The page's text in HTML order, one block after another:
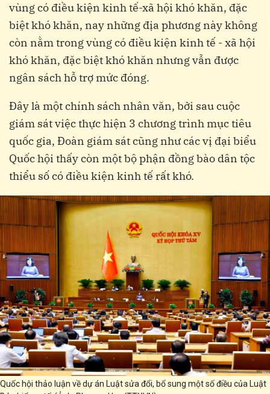
vùng có điều kiện kinh tế-xã hội khó khăn, đặc
biệt khó khăn, nay những địa phương này không
còn nằm trong vùng có điều kiện kinh tế - xã hội
khó khăn, đặc biệt khó khăn nhưng vẫn được
ngân sách hỗ trợ mức đóng.
Đây là một chính sách nhân văn, bởi sau cuộc
giám sát việc thực hiện 3 chương trình mục tiêu
quốc gia, Đoàn giám sát cũng như các vị đại biểu
Quốc hội thấy còn một bộ phận đồng bào dân tộc
thiểu số có điều kiện kinh tế rất khó.
Quốc hội thảo luận về dự án Luật sửa đổi, bổ sung một số điều của Luật